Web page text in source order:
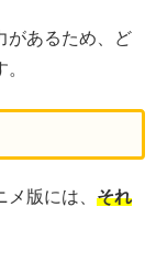
があるため、ど
版には、 それ